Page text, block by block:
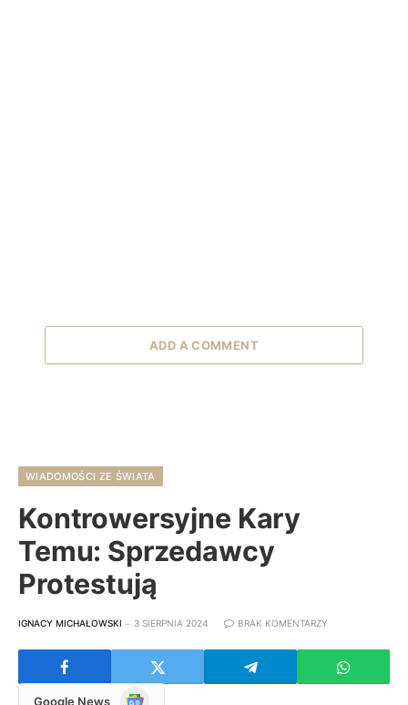
ADD A COMMENT
WIADOMOŚCI ZE ŚWIATA
Kontrowersyjne Kary
Temu: Sprzedawcy
Protestują
IGNACY MICHAŁOWSKI 3 SIERPNIA 2024 BRAK KOMENTARZY
Google News Google